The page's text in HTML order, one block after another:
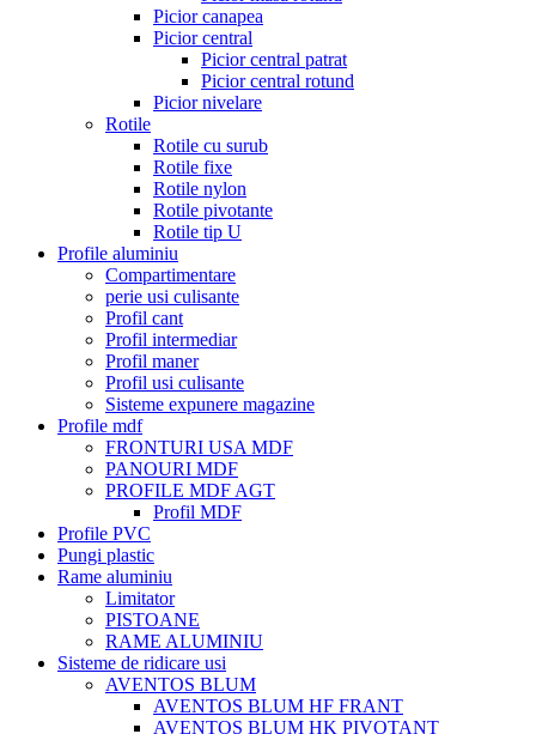
Picior canapea
Picior central
Picior central patrat
Picior central rotund
Picior nivelare
Rotile
Rotile cu surub
Rotile fixe
Rotile nylon
Rotile pivotante
Rotile tip U
Profile aluminiu
Compartimentare
perie usi culisante
Profil cant
Profil intermediar
Profil maner
Profil usi culisante
Sisteme expunere magazine
Profile mdf
FRONTURI USA MDF
PANOURI MDF
PROFILE MDF AGT
Profil MDF
Profile PVC
Pungi plastic
Rame aluminiu
Limitator
PISTOANE
RAME ALUMINIU
Sisteme de ridicare usi
AVENTOS BLUM
AVENTOS BLUM HF FRANT
AVENTOS BLUM HK PIVOTANT